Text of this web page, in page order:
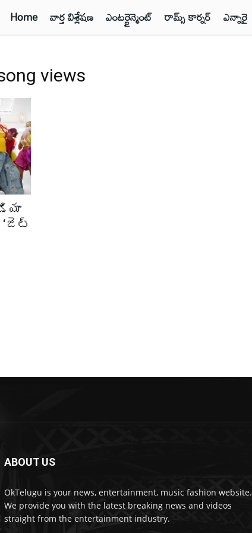
Home వార్త విశ్లేషణ ఎంటర్టైన్మెంట్ రామ్స్ కార్నర్ ఎన్నారై
views
ABOUT US
OkTelugu is your news, entertainment, music fashion website.
We provide you with the latest breaking news and videos
straight from the entertainment industry.